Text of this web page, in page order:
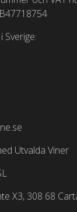
Sverige:
Utvalda Viner
X3, 308 68